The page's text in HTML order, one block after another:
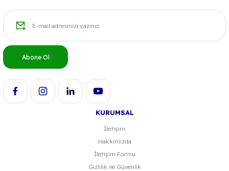
Ürün bilgilerinde hatalar bulunuyor.
Ürün fiyatı diğer sitelerden daha pahalı.
Gönder
Abone Ol
KURUMSAL
İletişim
Hakkımızda
İletişim Formu
Gizlilik ve Güvenlik